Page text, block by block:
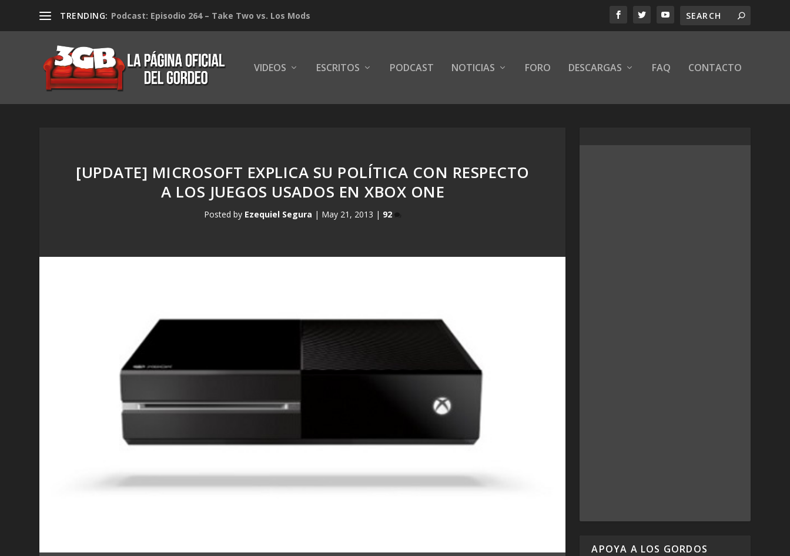
TRENDING: Podcast: Episodio 264 – Take Two vs. Los Mods
VIDEOS ESCRITOS PODCAST NOTICIAS FORO DESCARGAS FAQ CONTACTO
[UPDATE] MICROSOFT EXPLICA SU POLÍTICA CON RESPECTO
A LOS JUEGOS USADOS EN XBOX ONE
Posted by Ezequiel Segura | May 21, 2013 | 92
APOYA A LOS GORDOS